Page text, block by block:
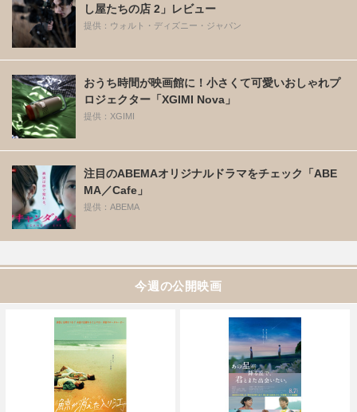
し屋たちの店 2」レビュー
提供：ウォルト・ディズニー・ジャパン
おうち時間が映画館に！小さくて可愛いおしゃれプ
ロジェクター「XGIMI Nova」
提供：XGIMI
注目のABEMAオリジナルドラマをチェック「ABE
MA／Cafe」
提供：ABEMA
今週の公開映画